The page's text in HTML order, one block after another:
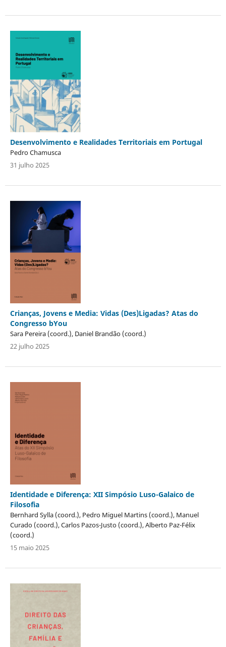
Desenvolvimento e Realidades Territoriais em Portugal
Pedro Chamusca
31 julho 2025
Crianças, Jovens e Media: Vidas (Des)Ligadas? Atas do
Congresso bYou
Sara Pereira (coord.), Daniel Brandão (coord.)
22 julho 2025
Identidade e Diferença: XII Simpósio Luso-Galaico de
Filosofia
Bernhard Sylla (coord.), Pedro Miguel Martins (coord.), Manuel
Curado (coord.), Carlos Pazos-Justo (coord.), Alberto Paz-Félix
(coord.)
15 maio 2025